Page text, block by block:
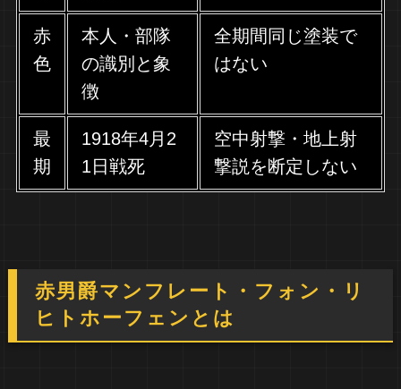
赤
色
本人・部隊
の識別と象
徴
全期間同じ塗装で
はない
最
期
1918年4月2
1日戦死
空中射撃・地上射
撃説を断定しない
赤男爵マンフレート・フォン・リ
ヒトホーフェンとは